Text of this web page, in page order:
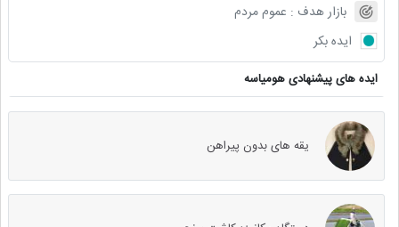
بازار هدف : عموم مردم
ایده بکر
ایده های پیشنهادی هومیاسه
یقه های بدون پیراهن